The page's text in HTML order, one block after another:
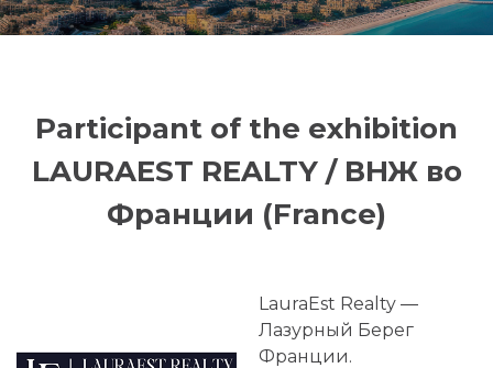
Participant of the exhibition
LAURAEST REALTY / ВНЖ во
Франции (France)
LauraEst Realty ―
Лазурный Берег
Франции.